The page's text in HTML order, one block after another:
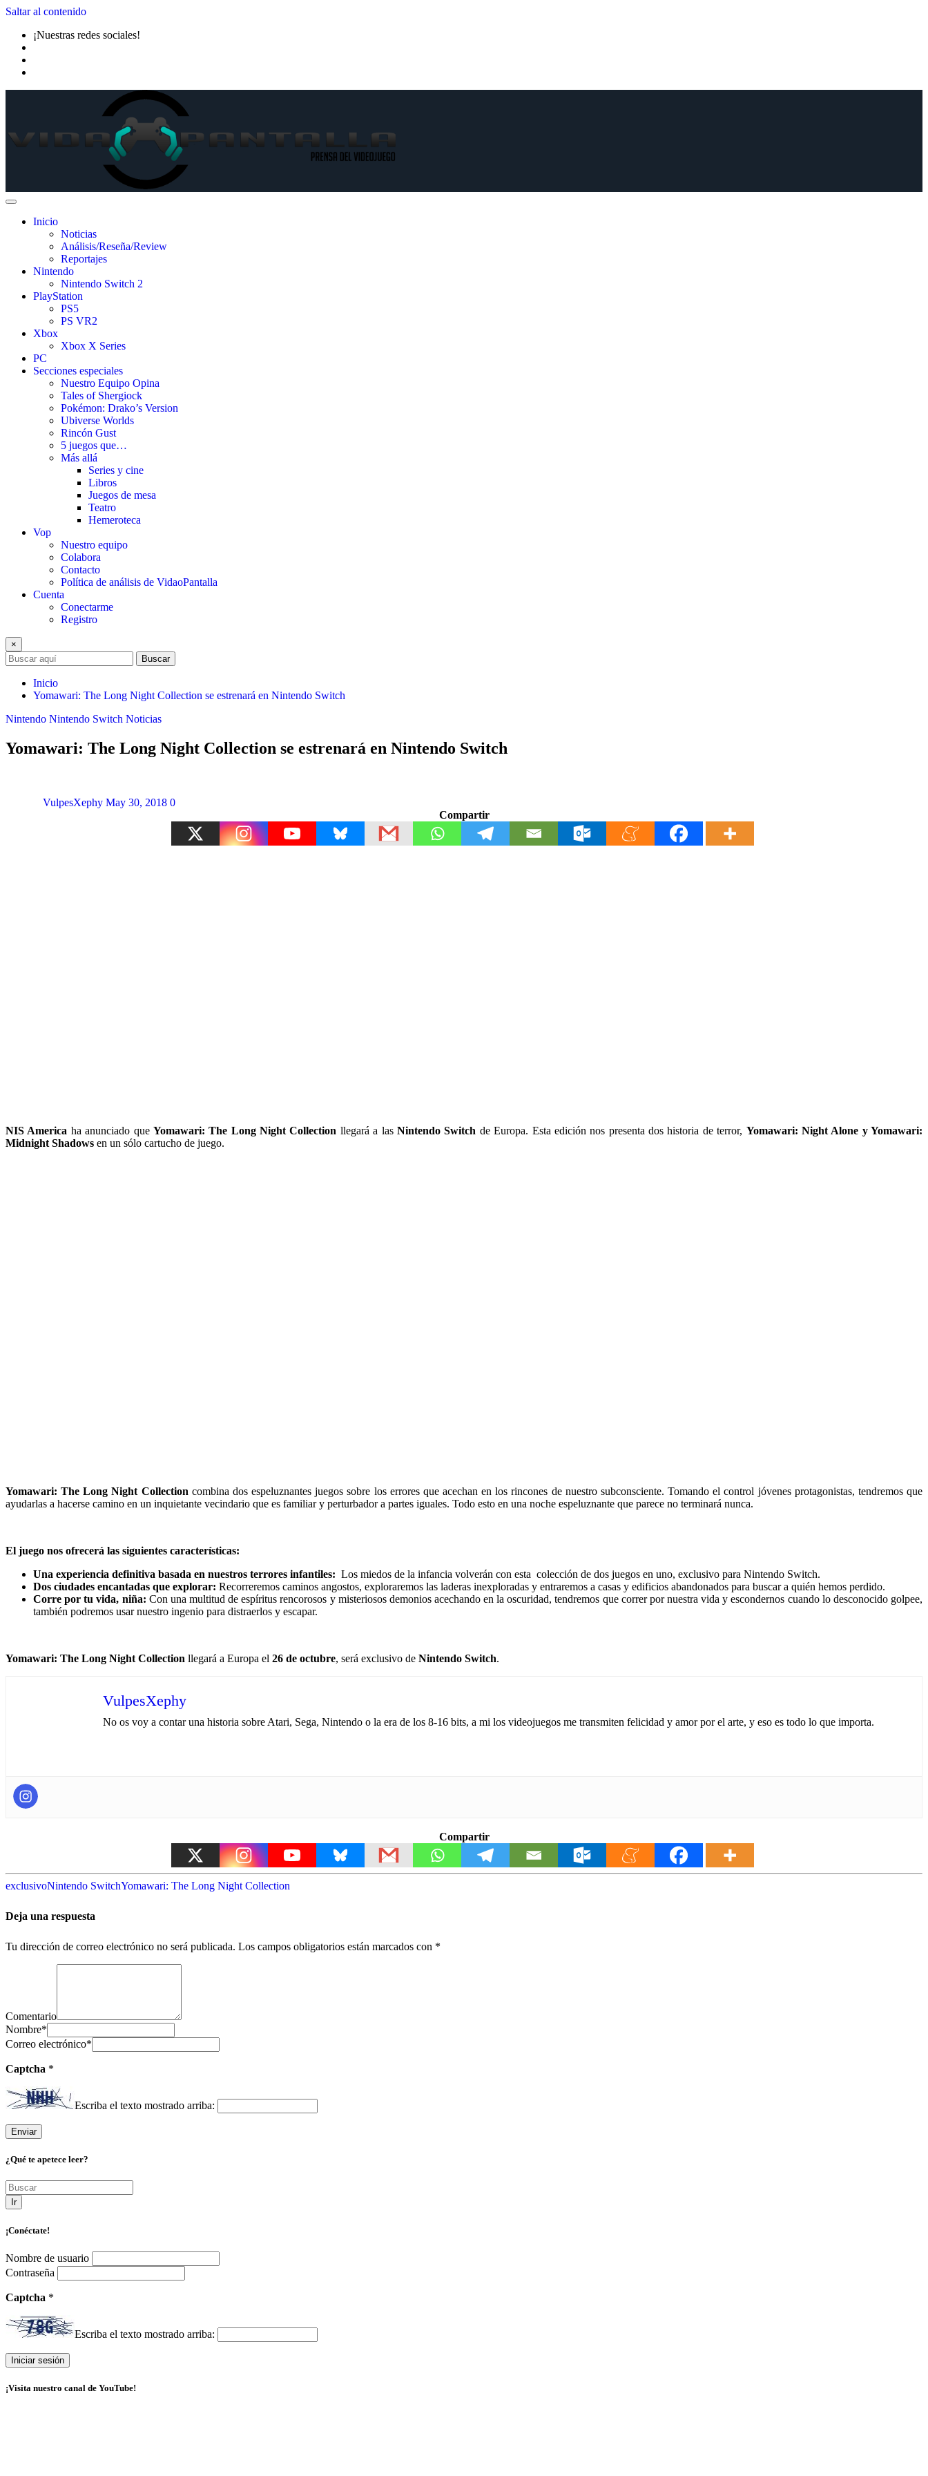
Saltar al contenido
¡Nuestras redes sociales!
Inicio
Noticias
Análisis/Reseña/Review
Reportajes
Nintendo
Nintendo Switch 2
PlayStation
PS5
PS VR2
Xbox
Xbox X Series
PC
Secciones especiales
Nuestro Equipo Opina
Tales of Shergiock
Pokémon: Drako’s Version
Ubiverse Worlds
Rincón Gust
5 juegos que…
Más allá
Series y cine
Libros
Juegos de mesa
Teatro
Hemeroteca
Vop
Nuestro equipo
Colabora
Contacto
Política de análisis de VidaoPantalla
Cuenta
Conectarme
Registro
×
Buscar
Inicio
Yomawari: The Long Night Collection se estrenará en Nintendo Switch
Nintendo Nintendo Switch Noticias
Yomawari: The Long Night Collection se estrenará en Nintendo Switch
VulpesXephy May 30, 2018 0
Compartir
NIS America ha anunciado que Yomawari: The Long Night Collection llegará a las Nintendo Switch de Europa. Esta edición nos presenta dos historia de terror, Yomawari: Night Alone y Yomawari:
Midnight Shadows en un sólo cartucho de juego.
Yomawari: The Long Night Collection combina dos espeluznantes juegos sobre los errores que acechan en los rincones de nuestro subconsciente. Tomando el control jóvenes protagonistas, tendremos que
ayudarlas a hacerse camino en un inquietante vecindario que es familiar y perturbador a partes iguales. Todo esto en una noche espeluznante que parece no terminará nunca.
El juego nos ofrecerá las siguientes características:
Una experiencia definitiva basada en nuestros terrores infantiles: Los miedos de la infancia volverán con esta colección de dos juegos en uno, exclusivo para Nintendo Switch.
Dos ciudades encantadas que explorar: Recorreremos caminos angostos, exploraremos las laderas inexploradas y entraremos a casas y edificios abandonados para buscar a quién hemos perdido.
Corre por tu vida, niña: Con una multitud de espíritus rencorosos y misteriosos demonios acechando en la oscuridad, tendremos que correr por nuestra vida y escondernos cuando lo desconocido golpee,
también podremos usar nuestro ingenio para distraerlos y escapar.
Yomawari: The Long Night Collection llegará a Europa el 26 de octubre, será exclusivo de Nintendo Switch.
VulpesXephy
No os voy a contar una historia sobre Atari, Sega, Nintendo o la era de los 8-16 bits, a mi los videojuegos me transmiten felicidad y amor por el arte, y eso es todo lo que importa.
Compartir
exclusivoNintendo SwitchYomawari: The Long Night Collection
Deja una respuesta
Tu dirección de correo electrónico no será publicada. Los campos obligatorios están marcados con *
Comentario
Nombre*
Correo electrónico*
Captcha *
Escriba el texto mostrado arriba:
¿Qué te apetece leer?
Ir
¡Conéctate!
Nombre de usuario
Contraseña
Captcha *
Escriba el texto mostrado arriba:
¡Visita nuestro canal de YouTube!